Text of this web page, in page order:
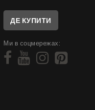
ДЕ КУПИТИ
Ми в соцмережах: